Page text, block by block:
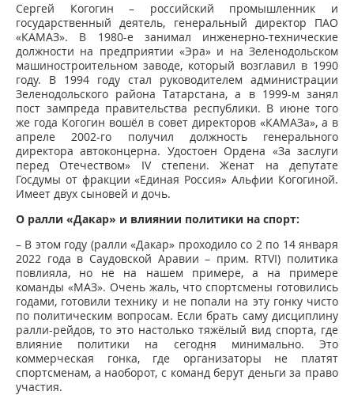
Сергей Когогин – российский промышленник и
государственный деятель, генеральный директор ПАО
«КАМАЗ». В 1980-е занимал инженерно-технические
должности на предприятии «Эра» и на Зеленодольском
машиностроительном заводе, который возглавил в 1990
году. В 1994 году стал руководителем администрации
Зеленодольского района Татарстана, а в 1999-м занял
пост зампреда правительства республики. В июне того
же года Когогин вошёл в совет директоров «КАМАЗа», а в
апреле 2002-го получил должность генерального
директора автоконцерна. Удостоен Ордена «За заслуги
перед Отечеством» IV степени. Женат на депутате
Госдумы от фракции «Единая Россия» Альфии Когогиной.
Имеет двух сыновей и дочь.
О ралли «Дакар» и влиянии политики на спорт:
– В этом году (ралли «Дакар» проходило со 2 по 14 января
2022 года в Саудовской Аравии – прим. RTVI) политика
повлияла, но не на нашем примере, а на примере
команды «МАЗ». Очень жаль, что спортсмены готовились
годами, готовили технику и не попали на эту гонку чисто
по политическим вопросам. Если брать саму дисциплину
ралли-рейдов, то это настолько тяжёлый вид спорта, где
влияние политики на сегодня минимально. Это
коммерческая гонка, где организаторы не платят
спортсменам, а наоборот, с команд берут деньги за право
участия.